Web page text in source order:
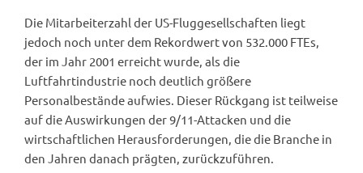
Die Mitarbeiterzahl der US-Fluggesellschaften liegt
jedoch noch unter dem Rekordwert von 532.000 FTEs,
der im Jahr 2001 erreicht wurde, als die
Luftfahrtindustrie noch deutlich größere
Personalbestände aufwies. Dieser Rückgang ist teilweise
auf die Auswirkungen der 9/11-Attacken und die
wirtschaftlichen Herausforderungen, die die Branche in
den Jahren danach prägten, zurückzuführen.